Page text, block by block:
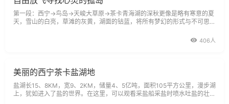
第一段：西宁→鸟岛→天峻大草原→茶卡青海湖的深秋更像是略有寒意的夏
天，雪山的白亮，草滩的灰黄，湖面的钴蓝，将所有梦幻的形式与不可思议
406人
美丽的西宁茶卡盐湖地
盐湖长15、8KM，宽9、2KM，储量4、5亿吨，面积105平方公里，漫步湖
上，犹如进入了盐的世界。在这里，可以观看采盐船采盐时喷水吐盐的壮观